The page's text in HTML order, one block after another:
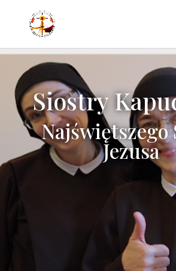
Siostry
Najświętszego
Jezusa